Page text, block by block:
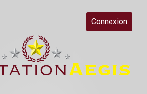
Connexion